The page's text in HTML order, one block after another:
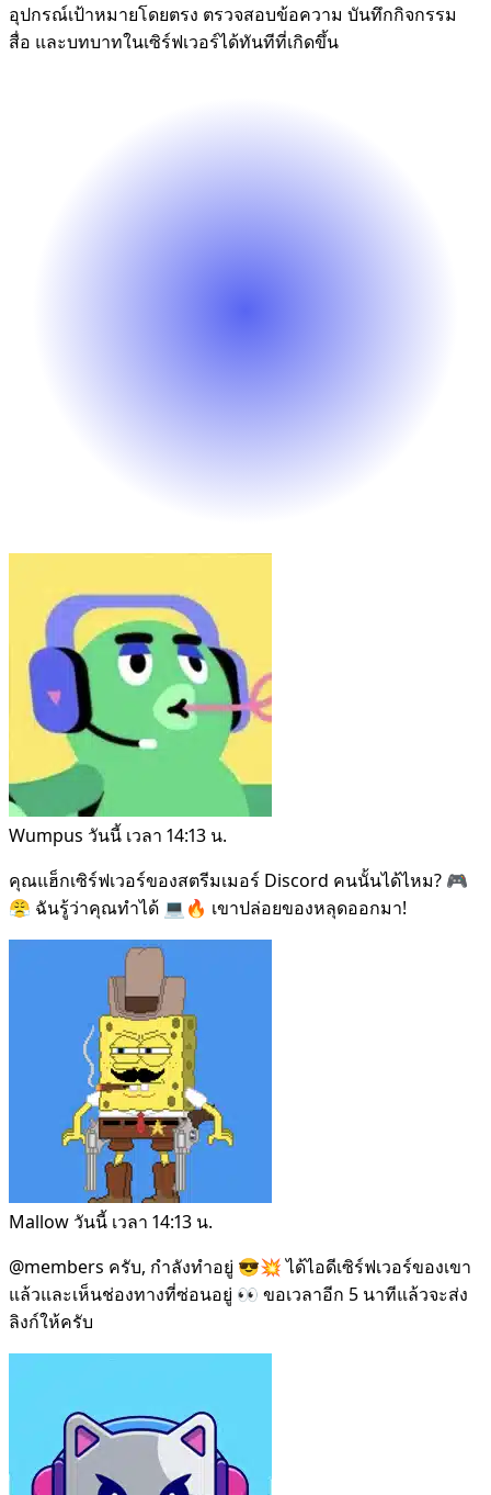
อุปกรณ์เป้าหมายโดยตรง ตรวจสอบข้อความ บันทึกกิจกรรม
สื่อ และบทบาทในเซิร์ฟเวอร์ได้ทันทีที่เกิดขึ้น
Wumpus วันนี้ เวลา 14:13 น.
คุณแฮ็กเซิร์ฟเวอร์ของสตรีมเมอร์ Discord คนนั้นได้ไหม? 🎮
😤 ฉันรู้ว่าคุณทำได้ 💻🔥 เขาปล่อยของหลุดออกมา!
Mallow วันนี้ เวลา 14:13 น.
@members ครับ, กำลังทำอยู่ 😎💥 ได้ไอดีเซิร์ฟเวอร์ของเขา
แล้วและเห็นช่องทางที่ซ่อนอยู่ 👀 ขอเวลาอีก 5 นาทีแล้วจะส่ง
ลิงก์ให้ครับ